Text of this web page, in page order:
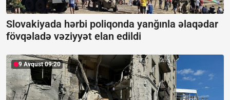
Slovakiyada hərbi poliqonda yanğınla əlaqədar
fövqəladə vəziyyət elan edildi
9 Avqust 09:20